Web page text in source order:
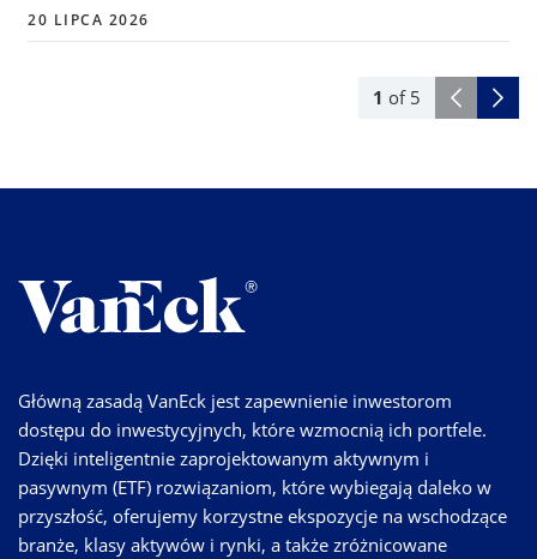
1 of 5
20 LIPCA 2026
Główną zasadą VanEck jest zapewnienie inwestorom
dostępu do inwestycyjnych, które wzmocnią ich portfele.
Dzięki inteligentnie zaprojektowanym aktywnym i
pasywnym (ETF) rozwiązaniom, które wybiegają daleko w
przyszłość, oferujemy korzystne ekspozycje na wschodzące
branże, klasy aktywów i rynki, a także zróżnicowane